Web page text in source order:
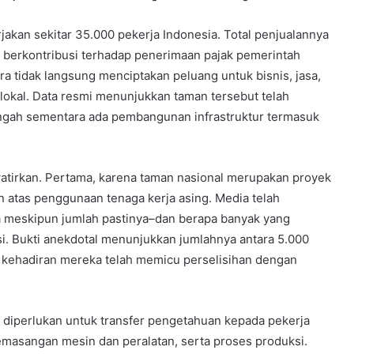
sekitar 35.000 pekerja Indonesia. Total penjualannya
terhadap penerimaan pajak pemerintah
tidak langsung menciptakan peluang untuk bisnis, jasa,
Data resmi menunjukkan taman tersebut telah
sementara ada pembangunan infrastruktur termasuk
Pertama, karena taman nasional merupakan proyek
penggunaan tenaga kerja asing. Media telah
jumlah pastinya–dan berapa banyak yang
Bukti anekdotal menunjukkan jumlahnya antara 5.000
mereka telah memicu perselisihan dengan
untuk transfer pengetahuan kepada pekerja
mesin dan peralatan, serta proses produksi.